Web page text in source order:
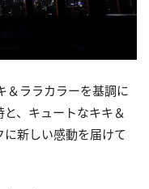
＆ララカラーを基調に
、キュートなキキ＆
新しい感動を届けて